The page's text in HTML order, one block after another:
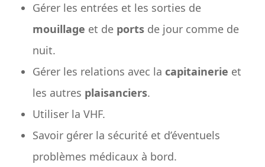
Gérer les entrées et les sorties de
mouillage et de ports de jour comme de
nuit.
Gérer les relations avec la capitainerie et
les autres plaisanciers.
Utiliser la VHF.
Savoir gérer la sécurité et d’éventuels
problèmes médicaux à bord.